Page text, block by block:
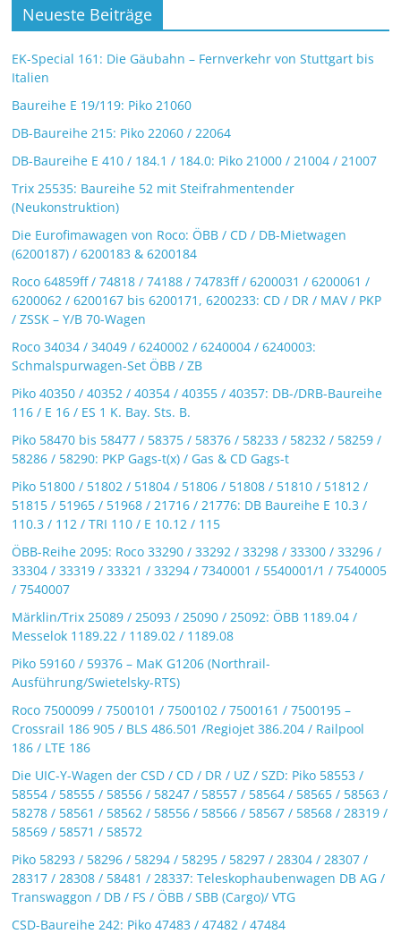
Neueste Beiträge
EK-Special 161: Die Gäubahn – Fernverkehr von Stuttgart bis
Italien
Baureihe E 19/119: Piko 21060
DB-Baureihe 215: Piko 22060 / 22064
DB-Baureihe E 410 / 184.1 / 184.0: Piko 21000 / 21004 / 21007
Trix 25535: Baureihe 52 mit Steifrahmentender
(Neukonstruktion)
Die Eurofimawagen von Roco: ÖBB / CD / DB-Mietwagen
(6200187) / 6200183 & 6200184
Roco 64859ff / 74818 / 74188 / 74783ff / 6200031 / 6200061 /
6200062 / 6200167 bis 6200171, 6200233: CD / DR / MAV / PKP
/ ZSSK – Y/B 70-Wagen
Roco 34034 / 34049 / 6240002 / 6240004 / 6240003:
Schmalspurwagen-Set ÖBB / ZB
Piko 40350 / 40352 / 40354 / 40355 / 40357: DB-/DRB-Baureihe
116 / E 16 / ES 1 K. Bay. Sts. B.
Piko 58470 bis 58477 / 58375 / 58376 / 58233 / 58232 / 58259 /
58286 / 58290: PKP Gags-t(x) / Gas & CD Gags-t
Piko 51800 / 51802 / 51804 / 51806 / 51808 / 51810 / 51812 /
51815 / 51965 / 51968 / 21716 / 21776: DB Baureihe E 10.3 /
110.3 / 112 / TRI 110 / E 10.12 / 115
ÖBB-Reihe 2095: Roco 33290 / 33292 / 33298 / 33300 / 33296 /
33304 / 33319 / 33321 / 33294 / 7340001 / 5540001/1 / 7540005
/ 7540007
Märklin/Trix 25089 / 25093 / 25090 / 25092: ÖBB 1189.04 /
Messelok 1189.22 / 1189.02 / 1189.08
Piko 59160 / 59376 – MaK G1206 (Northrail-
Ausführung/Swietelsky-RTS)
Roco 7500099 / 7500101 / 7500102 / 7500161 / 7500195 –
Crossrail 186 905 / BLS 486.501 /Regiojet 386.204 / Railpool
186 / LTE 186
Die UIC-Y-Wagen der CSD / CD / DR / UZ / SZD: Piko 58553 /
58554 / 58555 / 58556 / 58247 / 58557 / 58564 / 58565 / 58563 /
58278 / 58561 / 58562 / 58556 / 58566 / 58567 / 58568 / 28319 /
58569 / 58571 / 58572
Piko 58293 / 58296 / 58294 / 58295 / 58297 / 28304 / 28307 /
28317 / 28308 / 58481 / 28337: Teleskophaubenwagen DB AG /
Transwaggon / DB / FS / ÖBB / SBB (Cargo)/ VTG
CSD-Baureihe 242: Piko 47483 / 47482 / 47484